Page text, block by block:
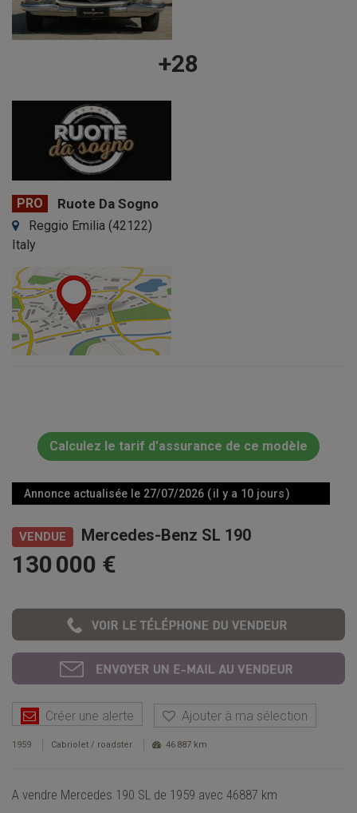
+28
PRO Ruote Da Sogno
Reggio Emilia (42122)
Italy
Calculez le tarif d'assurance de ce modèle
Annonce actualisée le 27/07/2026 ( il y a 10 jours )
VENDUE Mercedes-Benz SL 190
130 000 €
Créer une alerte Ajouter à ma sélection
1959 Cabriolet / roadster 46 887 km
A vendre Mercedes 190 SL de 1959 avec 46887 km